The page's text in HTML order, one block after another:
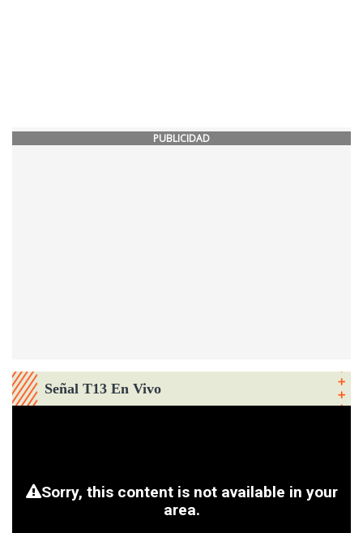
PUBLICIDAD
Señal T13 En Vivo